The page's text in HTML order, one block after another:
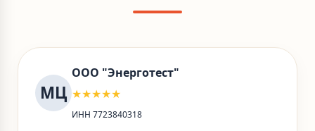
МЦ
ООО "Энерготест"
★★★★★
ИНН 7723840318